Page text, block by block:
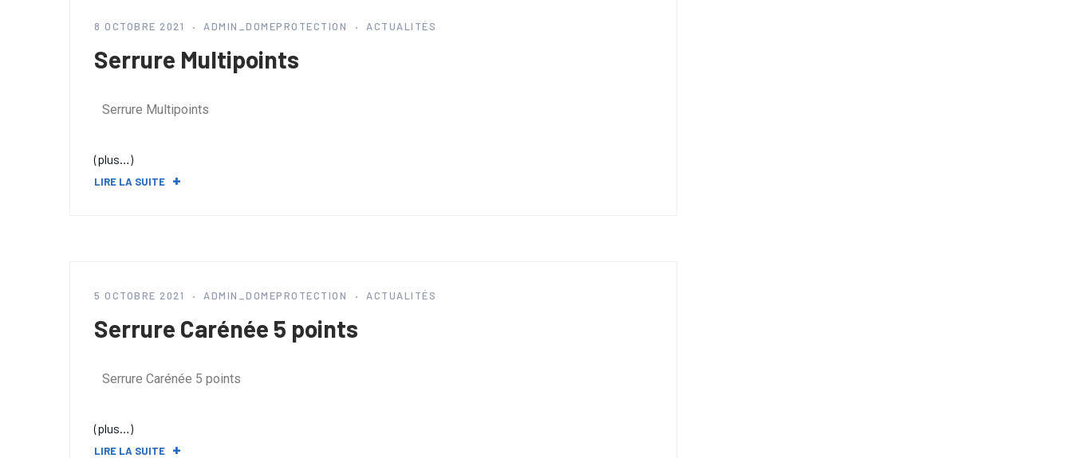
8 OCTOBRE 2021 ADMIN_DOMEPROTECTION ACTUALITÉS
Serrure Multipoints
Serrure Multipoints
(plus…)
LIRE LA SUITE
5 OCTOBRE 2021 ADMIN_DOMEPROTECTION ACTUALITÉS
Serrure Carénée 5 points
Serrure Carénée 5 points
(plus…)
LIRE LA SUITE